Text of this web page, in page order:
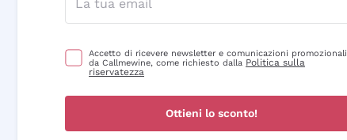
Accetto di ricevere newsletter e comunicazioni promozionali
da Callmewine, come richiesto dalla Politica sulla
riservatezza
Ottieni lo sconto!